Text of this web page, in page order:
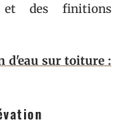
et des finitions
sur toiture :